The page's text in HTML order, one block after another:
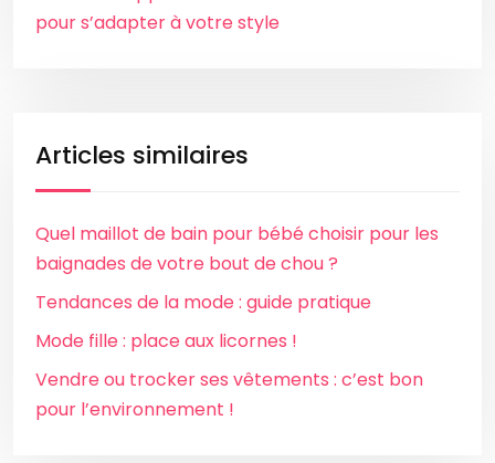
pour s’adapter à votre style
Articles similaires
Quel maillot de bain pour bébé choisir pour les
baignades de votre bout de chou ?
Tendances de la mode : guide pratique
Mode fille : place aux licornes !
Vendre ou trocker ses vêtements : c’est bon
pour l’environnement !